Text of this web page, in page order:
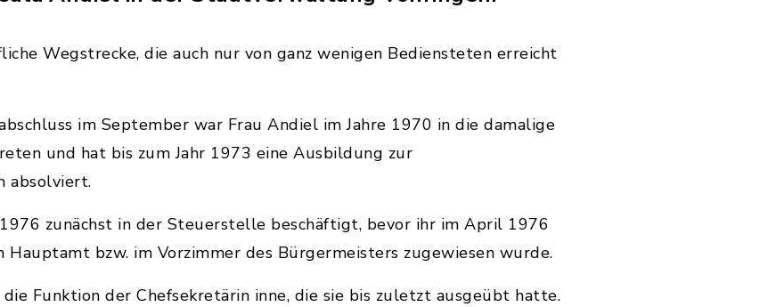
Wegstrecke, die auch nur von ganz wenigen Bediensteten erreicht
im September war Frau Andiel im Jahre 1970 in die damalige
und hat bis zum Jahr 1973 eine Ausbildung zur
absolviert.
zunächst in der Steuerstelle beschäftigt, bevor ihr im April 1976
Hauptamt bzw. im Vorzimmer des Bürgermeisters zugewiesen wurde.
Funktion der Chefsekretärin inne, die sie bis zuletzt ausgeübt hatte.